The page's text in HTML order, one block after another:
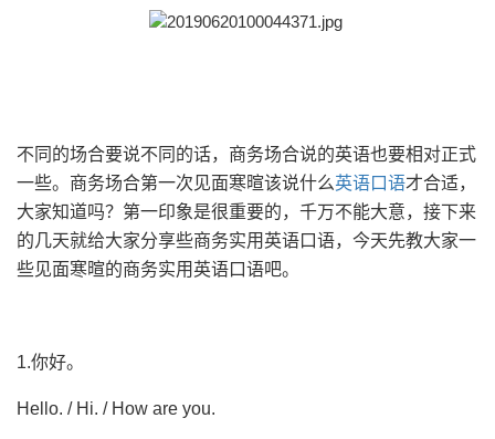
不同的场合要说不同的话，商务场合说的英语也要相对正式
一些。商务场合第一次见面寒暄该说什么英语口语才合适，
大家知道吗？第一印象是很重要的，千万不能大意，接下来
的几天就给大家分享些商务实用英语口语，今天先教大家一
些见面寒暄的商务实用英语口语吧。
1.你好。
Hello. / Hi. / How are you.